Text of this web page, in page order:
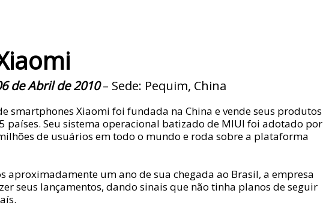
de Abril de 2010– Sede: Pequim, China
smartphones Xiaomi foi fundada na China e vende seus produtos
países. Seu sistema operacional batizado de MIUI foi adotado por
de usuários em todo o mundo e roda sobre a plataforma
aproximadamente um ano de sua chegada ao Brasil, a empresa
seus lançamentos, dando sinais que não tinha planos de seguir